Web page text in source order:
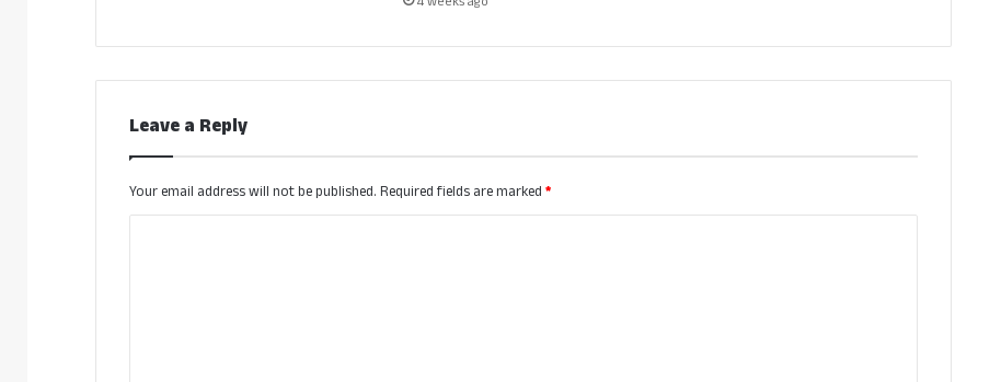
Leave a Reply
Your email address will not be published. Required fields are marked *